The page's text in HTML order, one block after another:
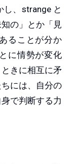
し、strange と
の」とか「見
ることが分か
に情勢が変化
きに相互に矛
には、自分の
で判断する力